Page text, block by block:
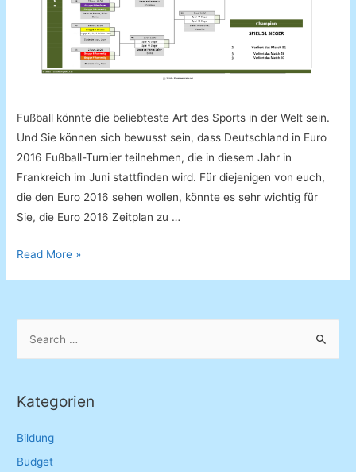
Fußball könnte die beliebteste Art des Sports in der Welt sein.
Und Sie können sich bewusst sein, dass Deutschland in Euro
2016 Fußball-Turnier teilnehmen, die in diesem Jahr in
Frankreich im Juni stattfinden wird. Für diejenigen von euch,
die den Euro 2016 sehen wollen, könnte es sehr wichtig für
Sie, die Euro 2016 Zeitplan zu …
EM
Spielberichtsbogen
Read More »
r
h
f
Kategorien
Bildung
Budget